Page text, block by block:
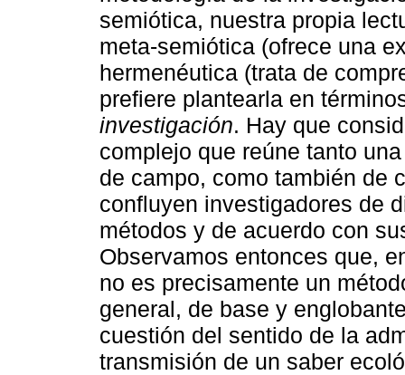
semiótica, nuestra propia
meta-semiótica (ofrece una
hermenéutica (trata de
prefiere plantearla en
investigación. Hay que
complejo que reúne tanto
de campo, como también de
confluyen investigadores de
métodos y de acuerdo con
Observamos entonces que,
no es precisamente un
general, de base y
cuestión del sentido de la
transmisión de un saber